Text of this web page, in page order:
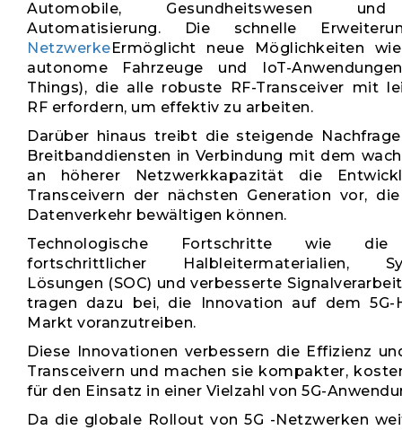
Automobile, Gesundheitswesen
Automatisierung. Die schnelle
NetzwerkeErmöglicht neue Möglichkeiten
autonome Fahrzeuge und IoT-
Things), die alle robuste RF-Transceiver mit
RF erfordern, um effektiv zu arbeiten.
Darüber hinaus treibt die steigende
Breitbanddiensten in Verbindung mit dem
an höherer Netzwerkkapazität die
Transceivern der nächsten Generation vor,
Datenverkehr bewältigen können.
Technologische Fortschritte wie die
fortschrittlicher Halbleitermaterialien,
Lösungen (SOC) und verbesserte
tragen dazu bei, die Innovation auf dem 5G-
Markt voranzutreiben.
Diese Innovationen verbessern die Effizienz
Transceivern und machen sie kompakter,
für den Einsatz in einer Vielzahl von 5G-
Da die globale Rollout von 5G -Netzwerken